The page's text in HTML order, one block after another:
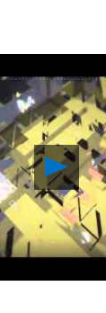
para
PS
Vita
ya
está